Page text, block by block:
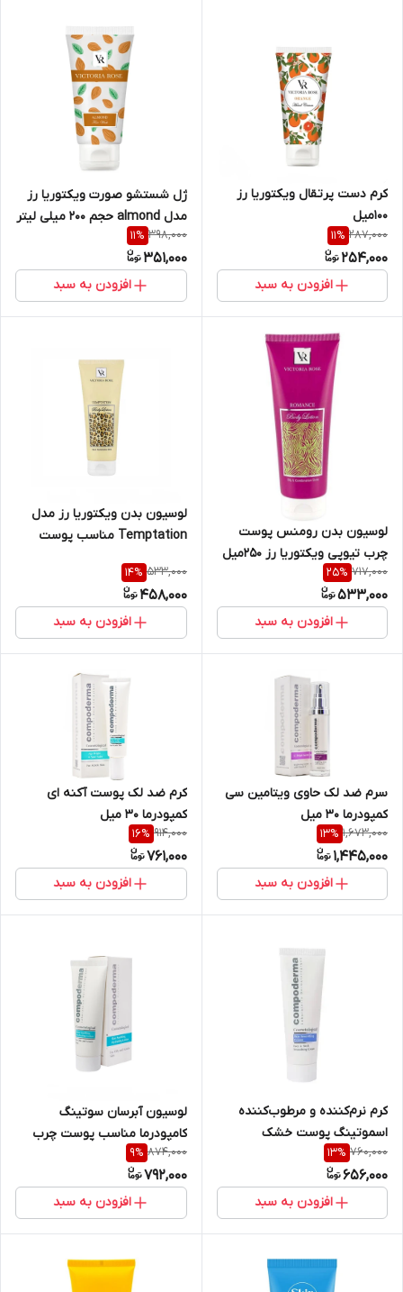
کرم دست پرتقال ویکتوریا رز
100میل
287,000
11%
254,000
افزودن به سبد
ژل شستشو صورت ویکتوریا رز
مدل almond حجم 200 میلی لیتر
398,000
11%
351,000
افزودن به سبد
لوسیون بدن رومنس پوست
چرب تیوپی ویکتوریا رز 250میل
717,000
25%
533,000
افزودن به سبد
لوسیون بدن ویکتوریا رز مدل
Temptation مناسب پوست
533,000
14%
458,000
افزودن به سبد
سرم ضد لک حاوی ویتامین سی
کمپودرما 30 میل
1,673,000
13%
1,445,000
افزودن به سبد
کرم ضد لک پوست آکنه ای
کمپودرما 30 میل
914,000
16%
761,000
افزودن به سبد
کرم نرم‌کننده و مرطوب‌کننده
اسموتینگ پوست خشک
کامپودرما
760,000
13%
656,000
افزودن به سبد
لوسیون آبرسان سوتینگ
کامپودرما مناسب پوست چرب
874,000
9%
792,000
افزودن به سبد